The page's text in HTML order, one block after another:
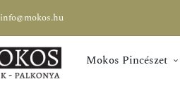
info@mokos.hu
Mokos Pincészet